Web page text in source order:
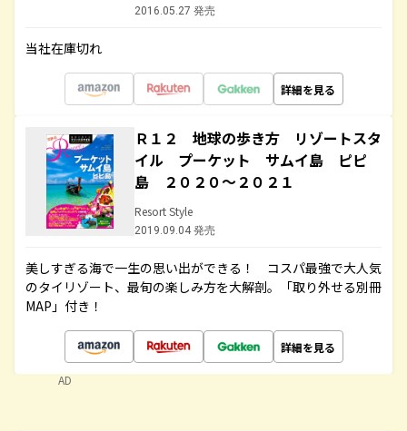
2016.05.27 発売
当社在庫切れ
詳細を見る
Ｒ１２ 地球の歩き方 リゾートスタ
イル プーケット サムイ島 ピピ
島 ２０２０～２０２１
Resort Style
2019.09.04 発売
美しすぎる海で一生の思い出ができる！ コスパ最強で大人気
のタイリゾート、最旬の楽しみ方を大解剖。「取り外せる別冊
MAP」付き！
詳細を見る
AD